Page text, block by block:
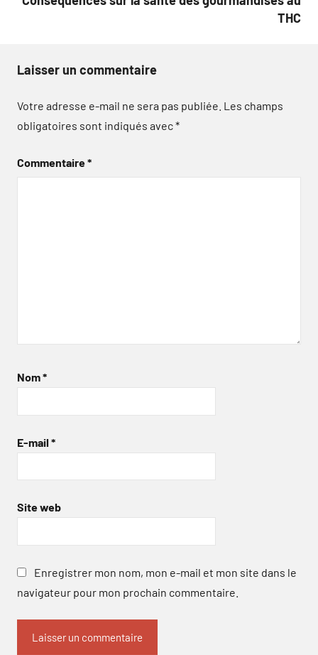
THC
Laisser un commentaire
Votre adresse e-mail ne sera pas publiée. Les champs
obligatoires sont indiqués avec*
Commentaire*
Nom*
E-mail *
Site web
Enregistrer mon nom, mon e-mail et mon site dans le
navigateur pour mon prochain commentaire.